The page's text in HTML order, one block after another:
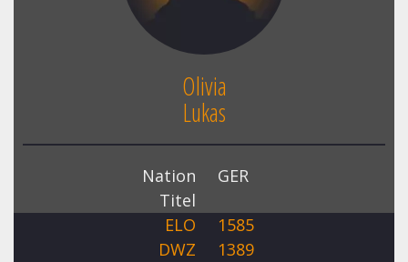
Olivia
Lukas
Nation
GER
Titel
ELO
1585
DWZ
1389